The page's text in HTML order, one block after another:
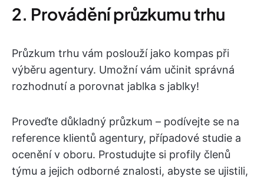
2. Provádění průzkumu trhu
Průzkum trhu vám poslouží jako kompas při
výběru agentury. Umožní vám učinit správná
rozhodnutí a porovnat jablka s jablky!
Proveďte důkladný průzkum – podívejte se na
reference klientů agentury, případové studie a
ocenění v oboru. Prostudujte si profily členů
týmu a jejich odborné znalosti, abyste se ujistili,